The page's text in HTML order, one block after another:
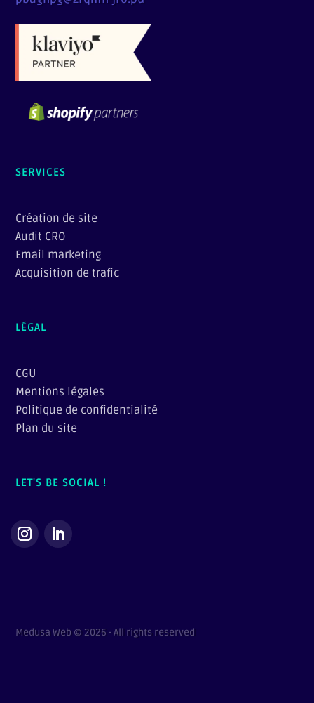
SERVICES
Création de site
Audit CRO
Email marketing
Acquisition de trafic
LÉGAL
CGU
Mentions légales
Politique de confidentialité
Plan du site
LET'S BE SOCIAL !
Medusa Web © 2026 - All rights reserved